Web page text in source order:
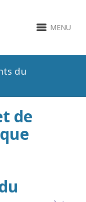
MENU
du
de